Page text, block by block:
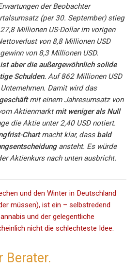
der Beobachter
(per 30. September) stieg
Millionen US-Dollar im vorigen
von 8,8 Millionen USD
von 8,3 Millionen USD.
aber die außergewöhnlich solide
Schulden. Auf 862 Millionen USD
Damit wird das
mit einem Jahresumsatz von
Aktienmarktmit weniger als Null
die Aktie unter 2,40 USD notiert.
Chartmacht klar, dass bald
ansteht. Es würde
Aktienkurs nach unten ausbricht.
und den Winter in Deutschland
müssen), ist ein – selbstredend
und der gelegentliche
nicht die schlechteste Idee.
Berater.